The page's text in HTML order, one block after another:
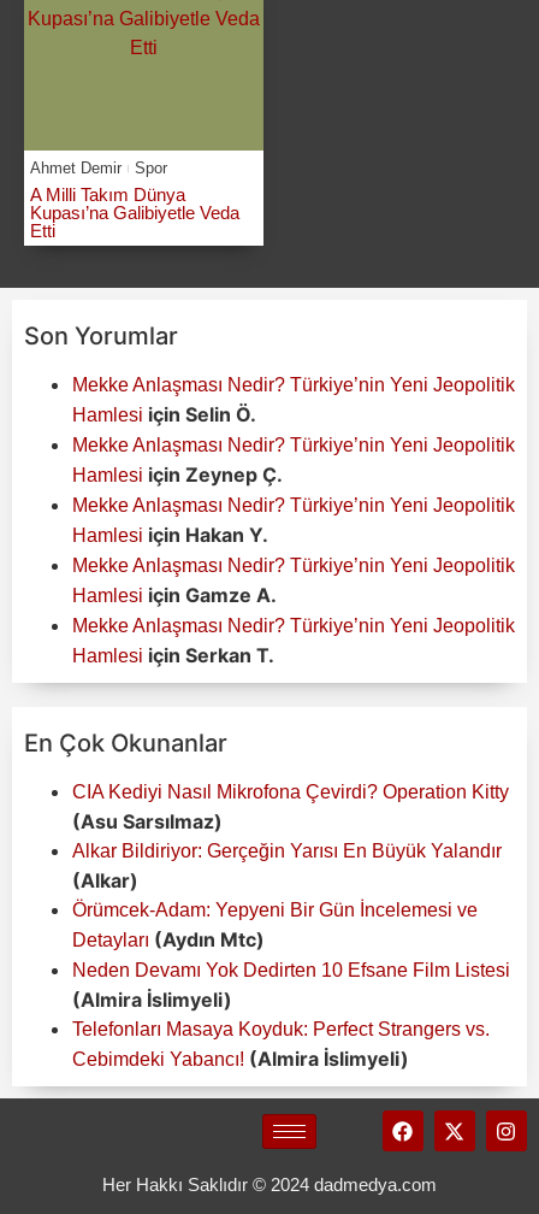
Ahmet Demir Spor
A Milli Takım Dünya
Kupası’na Galibiyetle Veda
Etti
Son Yorumlar
Mekke Anlaşması Nedir? Türkiye’nin Yeni Jeopolitik
Hamlesi için Selin Ö.
Mekke Anlaşması Nedir? Türkiye’nin Yeni Jeopolitik
Hamlesi için Zeynep Ç.
Mekke Anlaşması Nedir? Türkiye’nin Yeni Jeopolitik
Hamlesi için Hakan Y.
Mekke Anlaşması Nedir? Türkiye’nin Yeni Jeopolitik
Hamlesi için Gamze A.
Mekke Anlaşması Nedir? Türkiye’nin Yeni Jeopolitik
Hamlesi için Serkan T.
En Çok Okunanlar
CIA Kediyi Nasıl Mikrofona Çevirdi? Operation Kitty
(Asu Sarsılmaz)
Alkar Bildiriyor: Gerçeğin Yarısı En Büyük Yalandır
(Alkar)
Örümcek-Adam: Yepyeni Bir Gün İncelemesi ve
Detayları (Aydın Mtc)
Neden Devamı Yok Dedirten 10 Efsane Film Listesi
(Almira İslimyeli)
Telefonları Masaya Koyduk: Perfect Strangers vs.
Cebimdeki Yabancı! (Almira İslimyeli)
Her Hakkı Saklıdır © 2024 dadmedya.com